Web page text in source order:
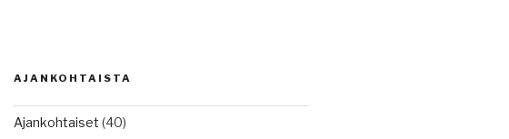
AJANKOHTAISTA
Ajankohtaiset (40)